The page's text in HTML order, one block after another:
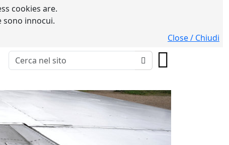
cookies are.
sono innocui.
Close / Chiudi